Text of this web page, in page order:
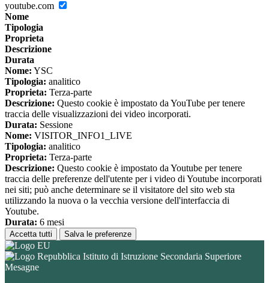
youtube.com
Nome
Tipologia
Proprieta
Descrizione
Durata
Nome: YSC
Tipologia: analitico
Proprieta: Terza-parte
Descrizione: Questo cookie è impostato da YouTube per tenere
traccia delle visualizzazioni dei video incorporati.
Durata: Sessione
Nome: VISITOR_INFO1_LIVE
Tipologia: analitico
Proprieta: Terza-parte
Descrizione: Questo cookie è impostato da Youtube per tenere
traccia delle preferenze dell'utente per i video di Youtube incorporati
nei siti; può anche determinare se il visitatore del sito web sta
utilizzando la nuova o la vecchia versione dell'interfaccia di
Youtube.
Durata: 6 mesi
Accetta tutti Salva le preferenze
Istituto di Istruzione Secondaria Superiore
Mesagne